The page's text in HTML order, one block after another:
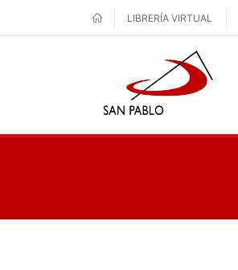
LIBRERÍA VIRTUAL